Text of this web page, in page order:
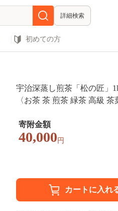
詳細検索
初めての方
宇治深蒸し煎茶「松の匠」
〈お茶 茶 煎茶 緑茶 高級
寄附金額
40,000 円